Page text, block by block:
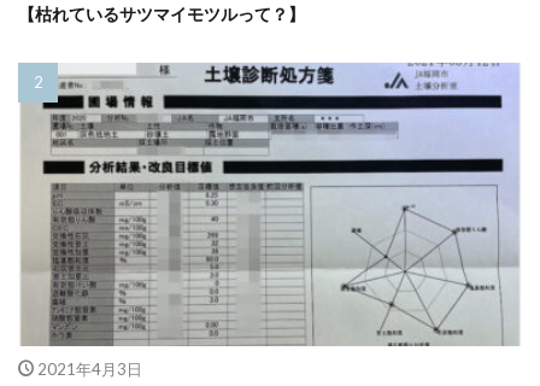
【枯れているサツマイモツルって？】
2021年4月3日